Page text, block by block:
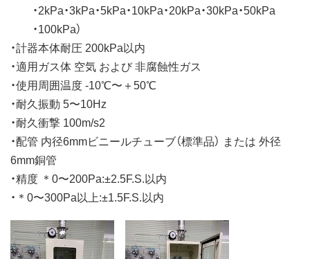
・2kPa・3kPa・5kPa・10kPa・20kPa・30kPa・50kPa
・100kPa）
・計器本体耐圧 200kPa以内
・適用ガス体 空気 および 非腐蝕性ガス
・使用周囲温度 -10℃〜＋50℃
・耐久振動 5〜10Hz
・耐久衝撃 100m/s2
・配管 内径6mmビニールチューブ（標準品） または 外径
6mm銅管
・精度 ＊0〜200Pa:±2.5F.S.以内
・＊0〜300Pa以上:±1.5F.S.以内